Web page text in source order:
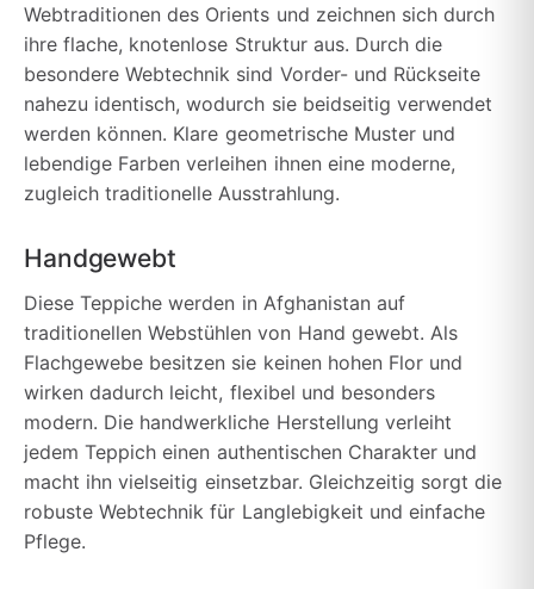
Webtraditionen des Orients und zeichnen sich durch
ihre flache, knotenlose Struktur aus. Durch die
besondere Webtechnik sind Vorder- und Rückseite
nahezu identisch, wodurch sie beidseitig verwendet
werden können. Klare geometrische Muster und
lebendige Farben verleihen ihnen eine moderne,
zugleich traditionelle Ausstrahlung.
Handgewebt
Diese Teppiche werden in Afghanistan auf
traditionellen Webstühlen von Hand gewebt. Als
Flachgewebe besitzen sie keinen hohen Flor und
wirken dadurch leicht, flexibel und besonders
modern. Die handwerkliche Herstellung verleiht
jedem Teppich einen authentischen Charakter und
macht ihn vielseitig einsetzbar. Gleichzeitig sorgt die
robuste Webtechnik für Langlebigkeit und einfache
Pflege.